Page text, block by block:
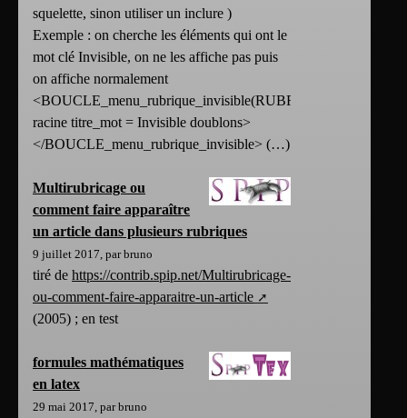
squelette, sinon utiliser un inclure )
Exemple : on cherche les éléments qui ont le
mot clé Invisible, on ne les affiche pas puis
on affiche normalement
<BOUCLE_menu_rubrique_invisible(RUBRIQUES)
racine titre_mot = Invisible doublons>
</BOUCLE_menu_rubrique_invisible> (…)
Multirubricage ou
comment faire apparaître
un article dans plusieurs rubriques
9 juillet 2017, par bruno
tiré de https://contrib.spip.net/Multirubricage-
ou-comment-faire-apparaitre-un-article
(2005) ; en test
formules mathématiques
en latex
29 mai 2017, par bruno